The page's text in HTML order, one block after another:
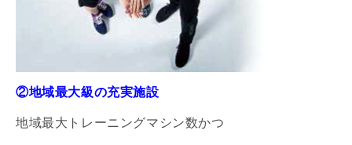
②地域最大級の充実施設
地域最大トレーニングマシン数かつ